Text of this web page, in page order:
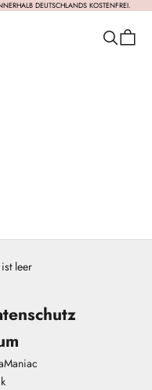
DEUTSCHLANDS KOSTENFREI.
Suche
leer